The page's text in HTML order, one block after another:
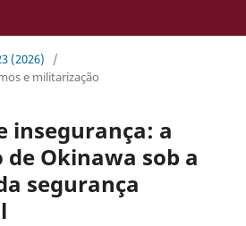
(2026)
/
e militarização
insegurança: a
Okinawa sob a
segurança